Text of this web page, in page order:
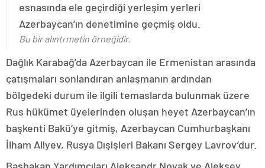
esnasında ele geçirdiği yerleşim yerleri
Azerbaycan’ın denetimine geçmiş oldu.
Bu bir alıntı metin örneğidir.
Dağlık Karabağ’da Azerbaycan ile Ermenistan arasında
çatışmaları sonlandıran anlaşmanın ardından
bölgedeki durum ile ilgili temaslarda bulunmak üzere
Rus hükümet üyelerinden oluşan heyet Azerbaycan’ın
başkenti Bakü’ye gitmiş, Azerbaycan Cumhurbaşkanı
İlham Aliyev, Rusya Dışişleri Bakanı Sergey Lavrov’dur.